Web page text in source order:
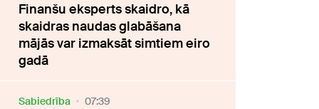
Finanšu eksperts skaidro, kā
skaidras naudas glabāšana
mājās var izmaksāt simtiem eiro
gadā
Sabiedrība 07:39